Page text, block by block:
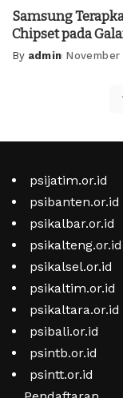
Samsung
Chipset pada
Posted
By admin
psijatim.or.id
psibanten.or.id
psikalbar.or.id
psikalteng.or.id
psikalsel.or.id
psikaltim.or.id
psikaltara.or.id
psibali.or.id
psintb.or.id
psintt.or.id